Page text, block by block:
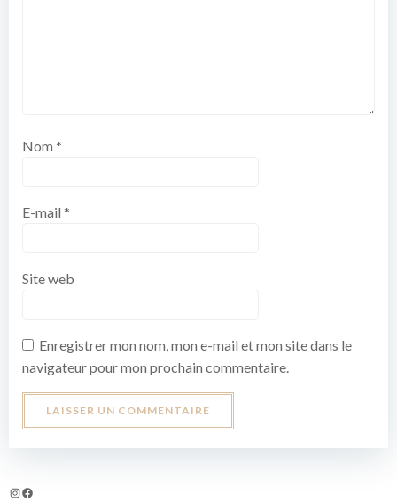
Nom *
E-mail *
Site web
Enregistrer mon nom, mon e-mail et mon site dans le
navigateur pour mon prochain commentaire.
Instagram
Facebook